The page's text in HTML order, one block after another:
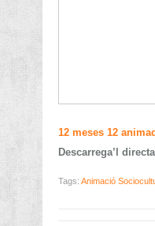
12 meses 12
Descarrega’l
Tags: Animació